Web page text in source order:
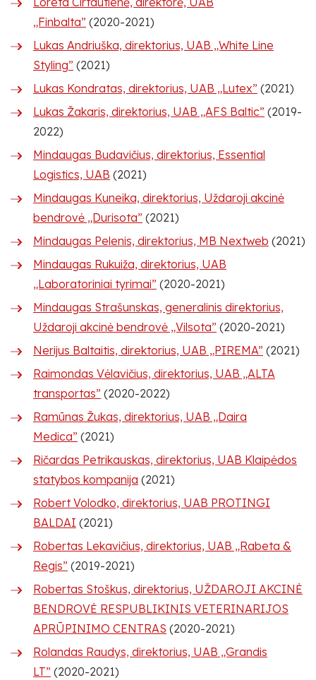
„Finbalta” (2020-2021)
Lukas Andriuška, direktorius, UAB „White Line
Styling” (2021)
Lukas Kondratas, direktorius, UAB „Lutex” (2021)
Lukas Žakaris, direktorius, UAB „AFS Baltic” (2019-
2022)
Mindaugas Budavičius, direktorius, Essential
Logistics, UAB (2021)
Mindaugas Kuneika, direktorius, Uždaroji akcinė
bendrovė „Durisota” (2021)
Mindaugas Pelenis, direktorius, MB Nextweb (2021)
Mindaugas Rukuiža, direktorius, UAB
„Laboratoriniai tyrimai” (2020-2021)
Mindaugas Strašunskas, generalinis direktorius,
Uždaroji akcinė bendrovė „Vilsota” (2020-2021)
Nerijus Baltaitis, direktorius, UAB „PIREMA” (2021)
Raimondas Vėlavičius, direktorius, UAB „ALTA
transportas” (2020-2022)
Ramūnas Žukas, direktorius, UAB „Daira
Medica” (2021)
Ričardas Petrikauskas, direktorius, UAB Klaipėdos
statybos kompanija (2021)
Robert Volodko, direktorius, UAB PROTINGI
BALDAI (2021)
Robertas Lekavičius, direktorius, UAB „Rabeta &
Regis” (2019-2021)
Robertas Stoškus, direktorius, UŽDAROJI AKCINĖ
BENDROVĖ RESPUBLIKINIS VETERINARIJOS
APRŪPINIMO CENTRAS (2020-2021)
Rolandas Raudys, direktorius, UAB „Grandis
LT” (2020-2021)